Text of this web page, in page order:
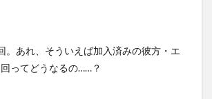
。あれ、そういえば加入済みの彼方・エ
ってどうなるの……？